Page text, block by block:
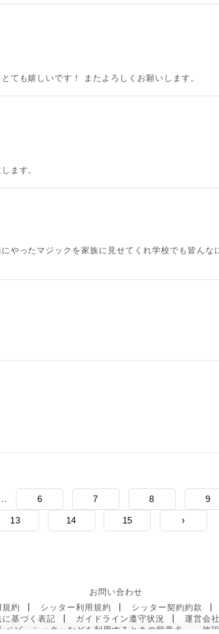
ても嬉しいです！ またよろしくお願いします。
ます。
やったマジックを家族に見せてくれ学校でも皆ん
6 7 8 9
13 14 15 ›
お問い合わせ
規約
シッター利用規約 シッター契約約款
基づく表記
ガイドライン遵守状況 運営会
ベビーシッターなどを利用するときの留意点
施